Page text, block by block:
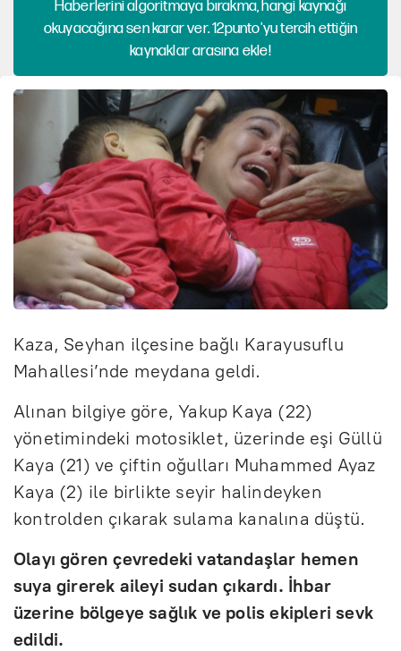
Haberlerini algoritmaya bırakma, hangi kaynağı
okuyacağına sen karar ver. 12punto'yu tercih ettiğin
kaynaklar arasına ekle!
Kaza, Seyhan ilçesine bağlı Karayusuflu
Mahallesi’nde meydana geldi.
Alınan bilgiye göre, Yakup Kaya (22)
yönetimindeki motosiklet, üzerinde eşi Güllü
Kaya (21) ve çiftin oğulları Muhammed Ayaz
Kaya (2) ile birlikte seyir halindeyken
kontrolden çıkarak sulama kanalına düştü.
Olayı gören çevredeki vatandaşlar hemen
suya girerek aileyi sudan çıkardı. İhbar
üzerine bölgeye sağlık ve polis ekipleri sevk
edildi.